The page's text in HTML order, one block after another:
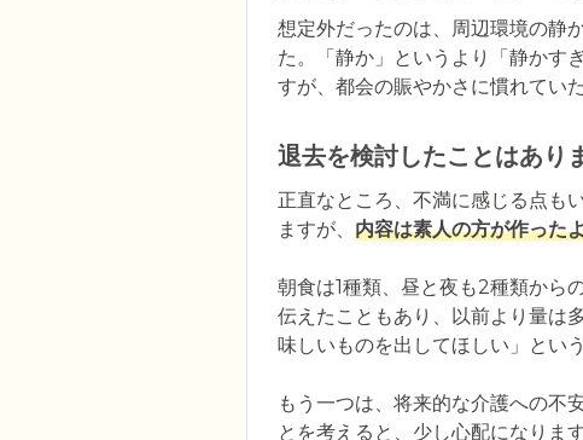
想定外だったのは、周辺環境の静
た。「静か」というより「静かす
すが、都会の賑やかさに慣れてい
退去を検討したことはあり
正直なところ、不満に感じる点も
ますが、 内容は素人の方が作った
朝食は1種類、昼と夜も2種類から
伝えたこともあり、以前より量は
味しいものを出してほしい」とい
もう一つは、将来的な介護への不
とを考えると、少し心配になります